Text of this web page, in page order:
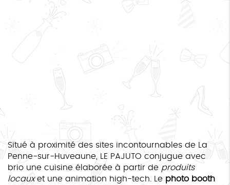
Situé à proximité des sites incontournables de La
Penne-sur-Huveaune, LE PAJUTO conjugue avec
brio une cuisine élaborée à partir de produits
locauxet une animation high-tech. Le photo booth